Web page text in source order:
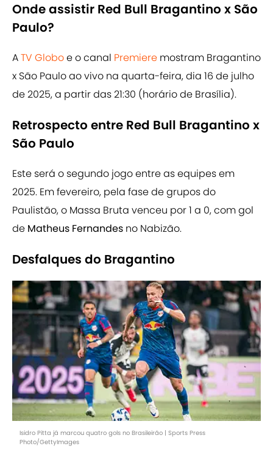
Onde assistir Red Bull Bragantino x São
Paulo?
ATV Globoe o canal Premiere mostram Bragantino
x São Paulo ao vivo na quarta-feira, dia 16 de julho
de 2025, a partir das 21:30 (horário de Brasília).
Retrospecto entre Red Bull Bragantino x
São Paulo
Este será o segundo jogo entre as equipes em
2025. Em fevereiro, pela fase de grupos do
Paulistão, o Massa Bruta venceu por 1 a 0, com gol
de Matheus Fernandes no Nabizão.
Desfalques do Bragantino
Isidro Pitta já marcou quatro gols no Brasileirão | Sports Press
Photo/GettyImages